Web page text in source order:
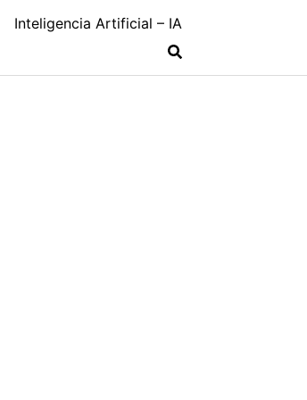
Inteligencia Artificial – IA